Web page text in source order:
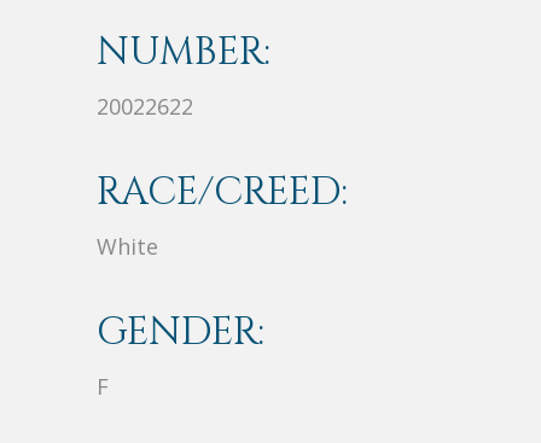
NUMBER:
20022622
RACE/CREED:
White
GENDER:
F